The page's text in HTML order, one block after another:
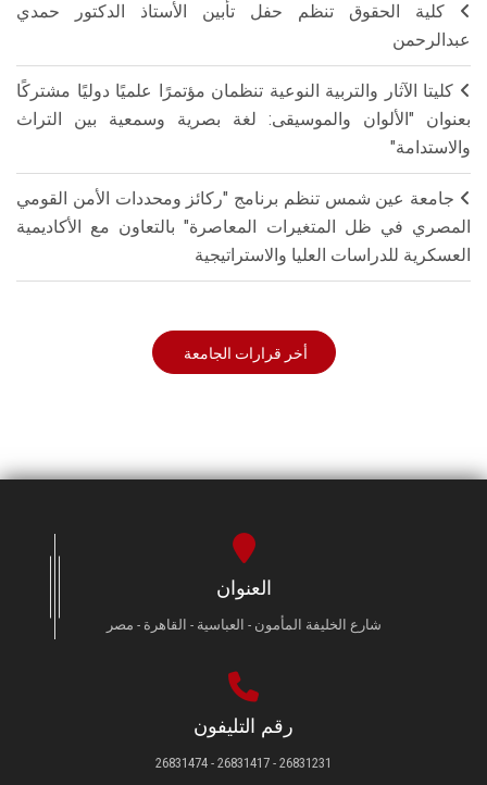
كلية الحقوق تنظم حفل تأبين الأستاذ الدكتور حمدي
عبدالرحمن
كليتا الآثار والتربية النوعية تنظمان مؤتمرًا علميًا دوليًا مشتركًا
بعنوان "الألوان والموسيقى: لغة بصرية وسمعية بين التراث
والاستدامة"
جامعة عين شمس تنظم برنامج "ركائز ومحددات الأمن القومي
المصري في ظل المتغيرات المعاصرة" بالتعاون مع الأكاديمية
العسكرية للدراسات العليا والاستراتيجية
أخر قرارات الجامعة
العنوان
شارع الخليفة المأمون - العباسية - القاهرة - مصر
رقم التليفون
26831231 - 26831417 - 26831474